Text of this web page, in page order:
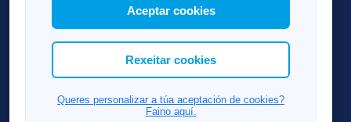
Así mesmo, podes personalizar a elección das
cookies que desexas permitir.
Aceptar cookies
Rexeitar cookies
Queres personalizar a túa aceptación de cookies?
Faino aquí.
RIBEIRASACRAXA
ACORUÑAXA
FERROLXA